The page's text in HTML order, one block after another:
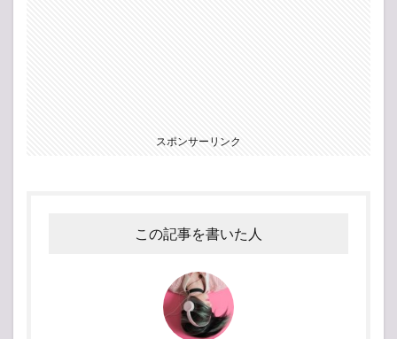
スポンサーリンク
この記事を書いた人